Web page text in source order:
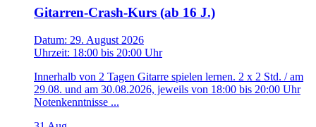
Gitarren-Crash-Kurs (ab 16 J.)
Datum: 29. August 2026
Uhrzeit: 18:00 bis 20:00 Uhr
Innerhalb von 2 Tagen Gitarre spielen lernen. 2 x 2 Std. / am
29.08. und am 30.08.2026, jeweils von 18:00 bis 20:00 Uhr
Notenkenntnisse ...